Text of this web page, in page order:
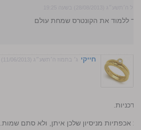
ללמוד את הקונטרס שמחת עולם
חייקי ג׳ בתמוז ה׳תשע״ג (11/06/2013) בשעה 17:35
אכפתיות מניסיון שלכן איתן, ולא סתם שמות.